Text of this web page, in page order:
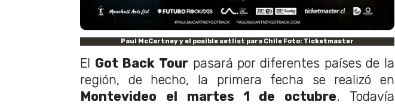
Paul McCartney y el posible setlist para Chile Foto: Ticketmaster
El Got Back Tour pasará por diferentes países de la
región, de hecho, la primera fecha se realizó en
Montevideo el martes 1 de octubre. Todavía